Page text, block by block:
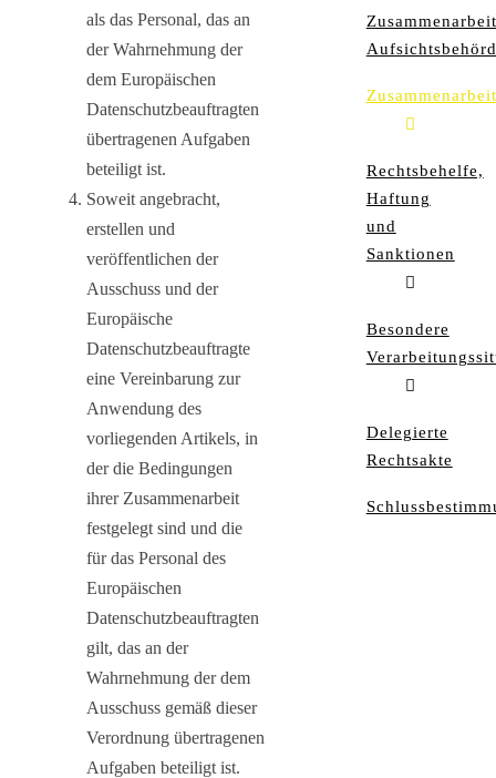
als das Personal, das an
der Wahrnehmung der
dem Europäischen
Datenschutzbeauftragten
übertragenen Aufgaben
beteiligt ist.
Soweit angebracht,
erstellen und
veröffentlichen der
Ausschuss und der
Europäische
Datenschutzbeauftragte
eine Vereinbarung zur
Anwendung des
vorliegenden Artikels, in
der die Bedingungen
ihrer Zusammenarbeit
festgelegt sind und die
für das Personal des
Europäischen
Datenschutzbeauftragten
gilt, das an der
Wahrnehmung der dem
Ausschuss gemäß dieser
Verordnung übertragenen
Aufgaben beteiligt ist.
Zusammenarbeit
Zusammenarbeit
Rechtsbehelfe,
Haftung
und
Sanktionen
Besondere
Delegierte
Rechtsakte